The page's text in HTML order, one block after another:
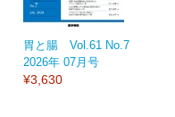
胃と腸 Vol.61 No.7
2026年 07月号
¥3,630